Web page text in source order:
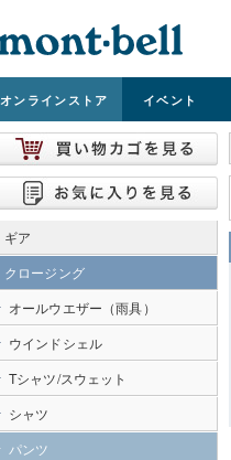
オンラインストア イベント
ギア
クロージング
オールウエザー（雨具）
ウインドシェル
Tシャツ/スウェット
シャツ
パンツ